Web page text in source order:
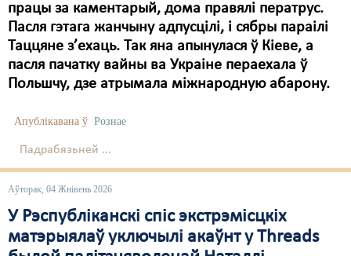
працы за каментарый, дома правялі ператрус.
Пасля гэтага жанчыну адпусцілі, і сябры параілі
Таццяне з’ехаць. Так яна апынулася ў Кіеве, а
пасля пачатку вайны ва Украіне пераехала ў
Польшчу, дзе атрымала міжнародную абарону.
Апублікавана ў Рознае
Падрабязьней ...
Аўторак, 04 Жнівень 2026
У Рэспубліканскі спіс экстрэмісцкіх
матэрыялаў уключылі акаўнт у Threads